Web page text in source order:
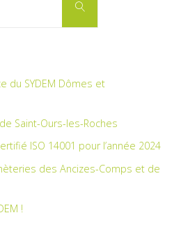
Search
du SYDEM Dômes et
Saint-Ours-les-Roches
ISO 14001 pour l’année 2024
des Ancizes-Comps et de
!